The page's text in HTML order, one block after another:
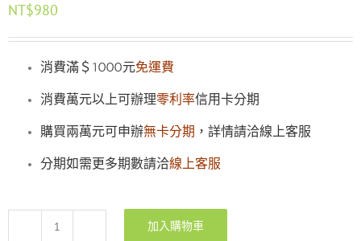
NT$980
消費滿＄1000元免運費
消費萬元以上可辦理零利率信用卡分期
購買兩萬元可申辦無卡分期 ，詳情請洽線上客服
分期如需更多期數請洽線上客服
D'Addario
加入購物車